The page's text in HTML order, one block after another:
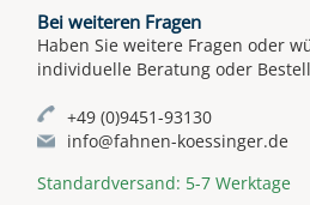
Bei weiteren Fragen
Haben Sie weitere Fragen oder
individuelle Beratung oder
+49 (0)9451-93130
info@fahnen-koessinger.de
Standardversand: 5-7 Werktage